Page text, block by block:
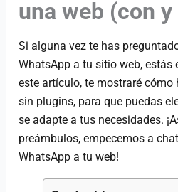
una web (con
Si alguna vez te has
WhatsApp a tu sitio web, estás
este artículo, te mostraré
sin plugins, para que puedas
se adapte a tus necesidades.
preámbulos, empecemos a
WhatsApp a tu web!